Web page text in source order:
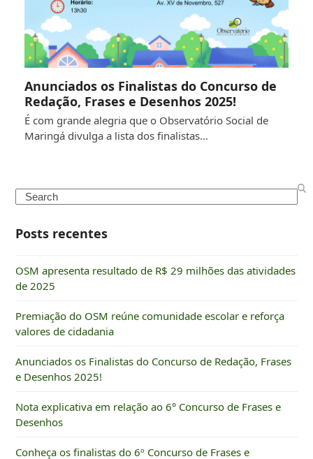
Anunciados os Finalistas do Concurso de
Redação, Frases e Desenhos 2025!
É com grande alegria que o Observatório Social de
Maringá divulga a lista dos finalistas…
Search
Posts recentes
OSM apresenta resultado de R$ 29 milhões das atividades
de 2025
Premiação do OSM reúne comunidade escolar e reforça
valores de cidadania
Anunciados os Finalistas do Concurso de Redação, Frases
e Desenhos 2025!
Nota explicativa em relação ao 6° Concurso de Frases e
Desenhos
Conheça os finalistas do 6º Concurso de Frases e